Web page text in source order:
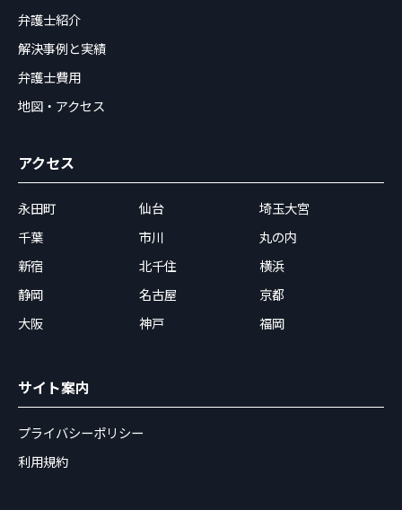
弁護士紹介
解決事例と実績
弁護士費用
地図・アクセス
アクセス
永田町 仙台
埼玉大宮
千葉
市川
丸の内
新宿
北千住
横浜
静岡
名古屋
京都
大阪
神戸 福岡
サイト案内
プライバシーポリシー
利用規約